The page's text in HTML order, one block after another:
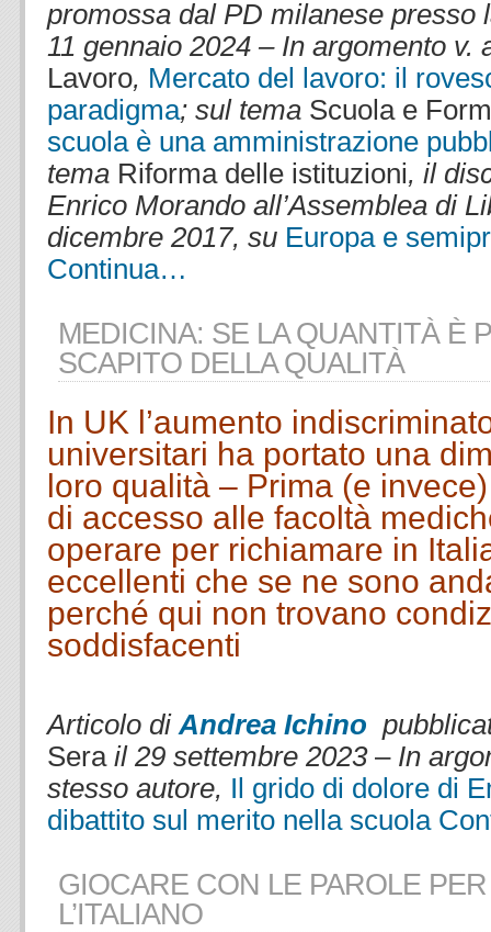
promossa dal PD milanese presso
11 gennaio 2024 – In argomento v.
Lavoro, Mercato del lavoro: il
paradigma; sul tema Scuola e
scuola è una amministrazione
tema Riforma delle istituzioni, il
Enrico Morando all’Assemblea di
dicembre 2017, su Europa e
Continua…
MEDICINA: SE LA QUANTITÀ È
SCAPITO DELLA QUALITÀ
In UK l’aumento
universitari ha portato una
loro qualità – Prima (e
di accesso alle facoltà
operare per richiamare in
eccellenti che se ne sono
perché qui non trovano
soddisfacenti
Articolo di Andrea Ichino
Sera il 29 settembre 2023– In
stesso autore, Il grido di dolore di
dibattito sul merito nella scuola
GIOCARE CON LE PAROLE
L’ITALIANO